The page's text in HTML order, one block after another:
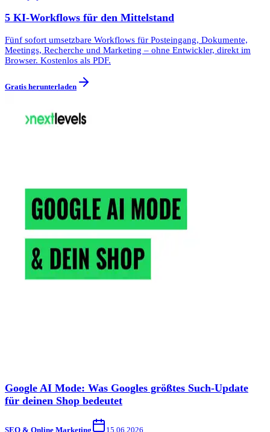
5 KI-Workflows für den Mittelstand
Fünf sofort umsetzbare Workflows für Posteingang, Dokumente,
Meetings, Recherche und Marketing – ohne Entwickler, direkt im
Browser. Kostenlos als PDF.
Gratis herunterladen
Google AI Mode: Was Googles größtes Such-Update
für deinen Shop bedeutet
SEO & Online Marketing
15.06.2026